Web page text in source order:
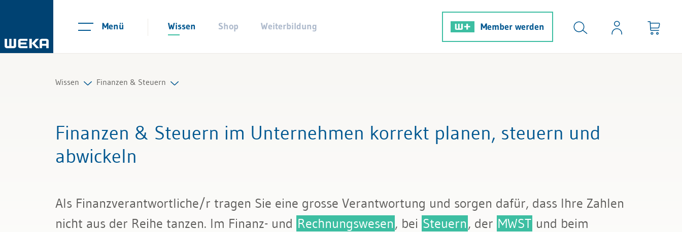
Menü Wissen Shop Weiterbildung Member werden
Wissen
Management
Führung & Kompetenzen
Finanzen & Steuern
Finanzmanagement
IKS und Risikomanagement
Finanzen & Steuern im Unternehmen korrekt planen, steuern und
abwickeln
Als Finanzverantwortliche/r tragen Sie eine grosse Verantwortung und sorgen dafür, dass Ihre Zahlen
nicht aus der Reihe tanzen. Im Finanz- und Rechnungswesen, bei Steuern, der MWST und beim